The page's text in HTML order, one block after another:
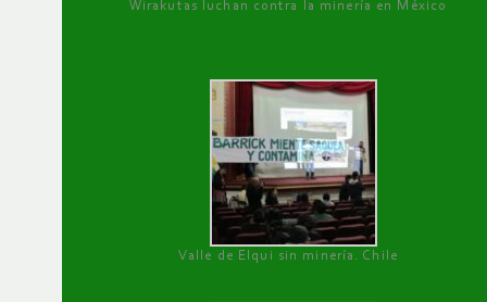
Wirakutas luchan contra la minería en México
Valle de Elqui sin minería. Chile